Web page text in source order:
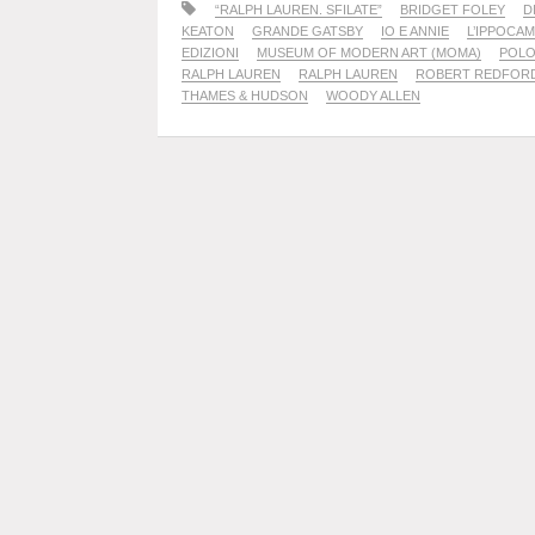
“RALPH LAUREN. SFILATE” BRIDGET FOLEY
KEATON
GRANDE GATSBY IO E ANNIE
EDIZIONI
MUSEUM OF MODERN ART (MOMA)
RALPH LAUREN
RALPH LAUREN
ROBERT
THAMES & HUDSON
WOODY ALLEN